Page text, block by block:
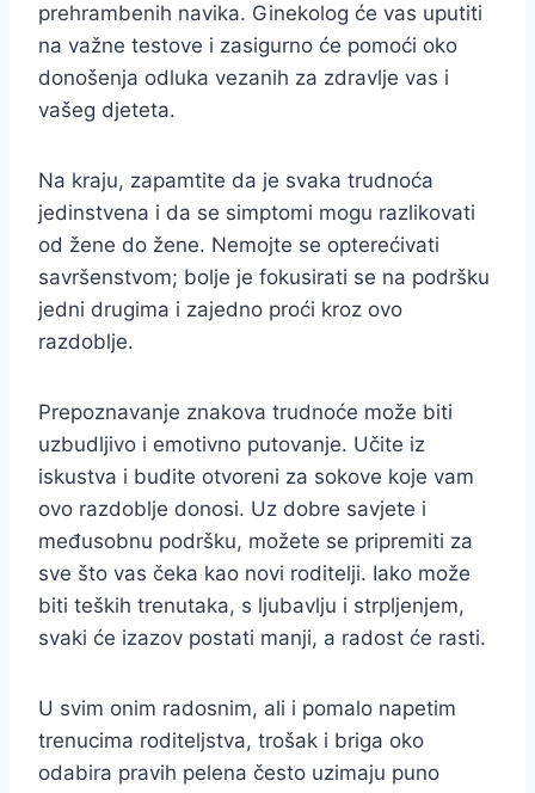
prehrambenih navika. Ginekolog će vas uputiti
na važne testove i zasigurno će pomoći oko
donošenja odluka vezanih za zdravlje vas i
vašeg djeteta.
Na kraju, zapamtite da je svaka trudnoća
jedinstvena i da se simptomi mogu razlikovati
od žene do žene. Nemojte se opterećivati
savršenstvom; bolje je fokusirati se na podršku
jedni drugima i zajedno proći kroz ovo
razdoblje.
Prepoznavanje znakova trudnoće može biti
uzbudljivo i emotivno putovanje. Učite iz
iskustva i budite otvoreni za sokove koje vam
ovo razdoblje donosi. Uz dobre savjete i
međusobnu podršku, možete se pripremiti za
sve što vas čeka kao novi roditelji. Iako može
biti teških trenutaka, s ljubavlju i strpljenjem,
svaki će izazov postati manji, a radost će rasti.
U svim onim radosnim, ali i pomalo napetim
trenucima roditeljstva, trošak i briga oko
odabira pravih pelena često uzimaju puno